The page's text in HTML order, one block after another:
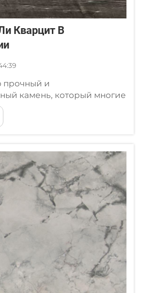
Кварцит В
прочный и
камень, который многие
в своих домах.
для изготовления
или стен. Один из часто
или нет. Где найти
для герметизации